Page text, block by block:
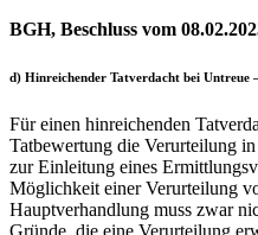
BGH, Beschluss vom
d) Hinreichender Tatverdacht bei Untreue
Für einen hinreichenden
Tatbewertung die Verurteilung
zur Einleitung eines
Möglichkeit einer Verurteilung
Hauptverhandlung muss zwar
Gründe, die eine Verurteilung